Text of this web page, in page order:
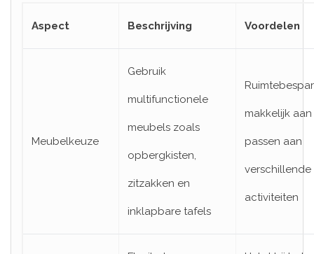
Aspect Beschrijving Voordelen
Meubelkeuze
Gebruik
multifunctionele
meubels zoals
opbergkisten,
zitzakken en
inklapbare tafels
makkelijk
passen aan
verschillende
activiteiten